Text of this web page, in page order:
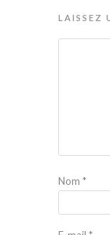
LAISSEZ
Nom *